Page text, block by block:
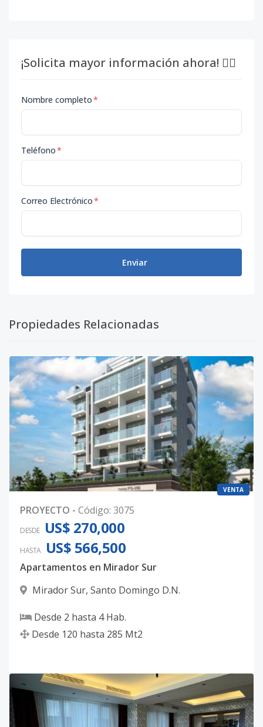
¡Solicita mayor información ahora! 👇🏽
Nombre completo*
Teléfono*
Correo Electrónico*
Enviar
Propiedades Relacionadas
VENTA
PROYECTO - Código: 3075
DESDE US$ 270,000
HASTA US$ 566,500
Apartamentos en Mirador Sur
Mirador Sur, Santo Domingo D.N.
Desde 2 hasta 4Hab.
Desde 120 hasta 285 Mt2